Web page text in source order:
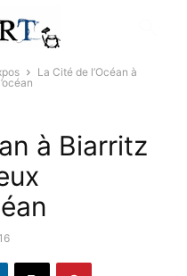
La Cité de l’Océan à
à Biarritz